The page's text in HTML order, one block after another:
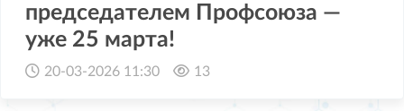
председателем Профсоюза —
уже 25 марта!
20-03-2026 11:30 13